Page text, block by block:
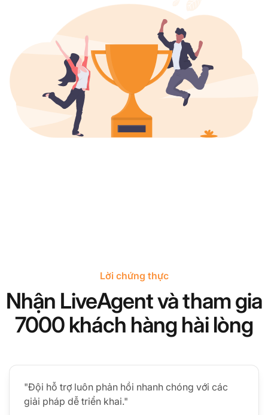
Lời chứng thực
Nhận LiveAgent và tham gia
7000 khách hàng hài lòng
"Đội hỗ trợ luôn phản hồi nhanh chóng với các
giải pháp dễ triển khai."